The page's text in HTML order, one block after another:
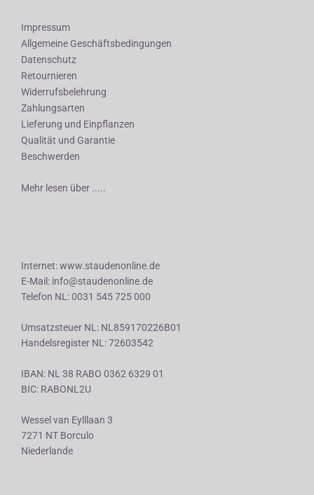
Impressum
Allgemeine Geschäftsbedingungen
Datenschutz
Retournieren
Widerrufsbelehrung
Zahlungsarten
Lieferung und Einpflanzen
Qualität und Garantie
Beschwerden
Mehr lesen über .....
Internet: www.staudenonline.de
E-Mail: info@staudenonline.de
Telefon NL: 0031 545 725 000
Umsatzsteuer NL: NL859170226B01
Handelsregister NL: 72603542
IBAN: NL 38 RABO 0362 6329 01
BIC: RABONL2U
Wessel van Eylllaan 3
7271 NT Borculo
Niederlande